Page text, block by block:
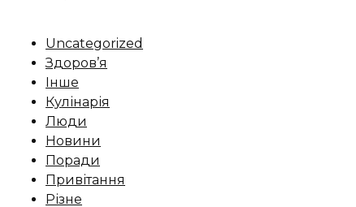
Uncategorized
Здоров’я
Інше
Кулінарія
Люди
Новини
Поради
Привітання
Різне